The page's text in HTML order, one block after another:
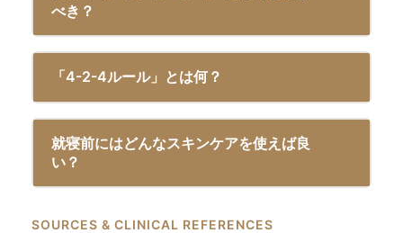
べき？
「4-2-4ルール」とは何？
就寝前にはどんなスキンケアを使えば良
い？
SOURCES & CLINICAL REFERENCES